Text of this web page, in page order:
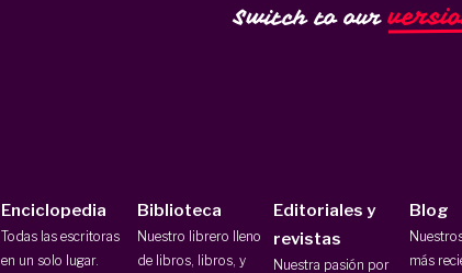
Switch to our
Enciclopedia
Todas las escritoras
en un solo lugar.
Biblioteca
Nuestro librero lleno
de libros, libros, y
Editoriales y
revistas
Nuestra pasión por
Blog
más